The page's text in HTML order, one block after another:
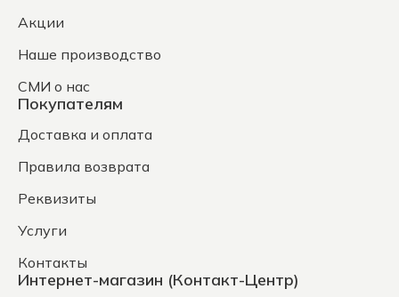
Акции
Наше производство
СМИ о нас
Покупателям
Доставка и оплата
Правила возврата
Реквизиты
Услуги
Контакты
Интернет-магазин (Контакт-Центр)